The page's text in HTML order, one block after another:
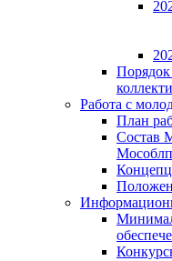
Порядок
Работа с
План
Состав